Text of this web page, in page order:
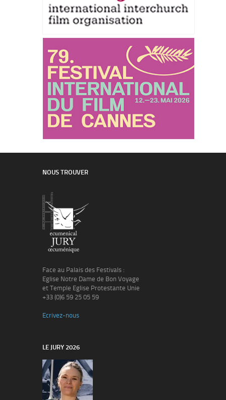
NOUS TROUVER
Face au Palais des Festivals :
Eglise Notre Dame de Bon Voyage
et Temple Eglise Protestante Unie
+33 (0)6 59 25 05 59
Ecrivez-nous
LE JURY 2026